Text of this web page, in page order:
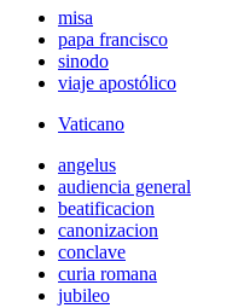
misa
papa francisco
sinodo
viaje apostólico
Vaticano
angelus
audiencia general
beatificacion
canonizacion
conclave
curia romana
jubileo